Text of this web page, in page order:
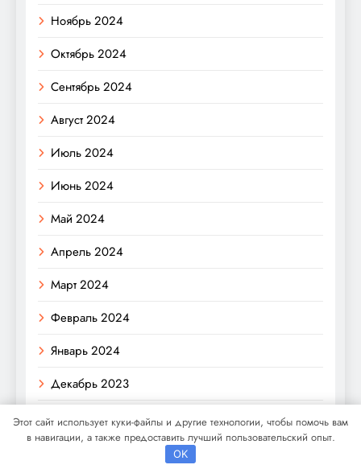
Ноябрь 2024
Октябрь 2024
Сентябрь 2024
Август 2024
Июль 2024
Июнь 2024
Май 2024
Апрель 2024
Март 2024
Февраль 2024
Январь 2024
Декабрь 2023
Ноябрь 2023
Этот сайт использует куки-файлы и другие технологии, чтобы помочь вам
в навигации, а также предоставить лучший пользовательский опыт.
OK